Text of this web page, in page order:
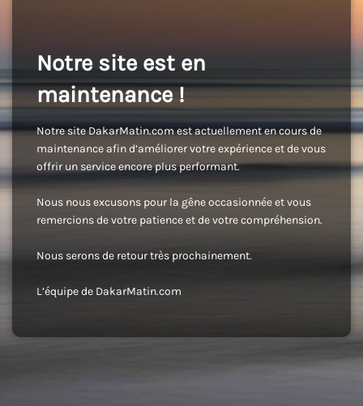
Notre site est en
maintenance !
Notre site DakarMatin.com est actuellement en cours de
maintenance afin d’améliorer votre expérience et de vous
offrir un service encore plus performant.
Nous nous excusons pour la gêne occasionnée et vous
remercions de votre patience et de votre compréhension.
Nous serons de retour très prochainement.
L’équipe de DakarMatin.com